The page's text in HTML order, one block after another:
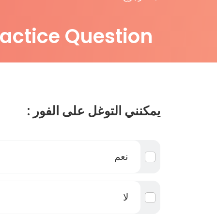
Question
يمكنني التوغل على الفور :
نعم
لا